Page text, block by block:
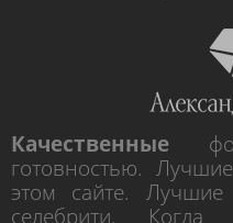
Качественные
готовностью.
этом сайте.
селебрити.